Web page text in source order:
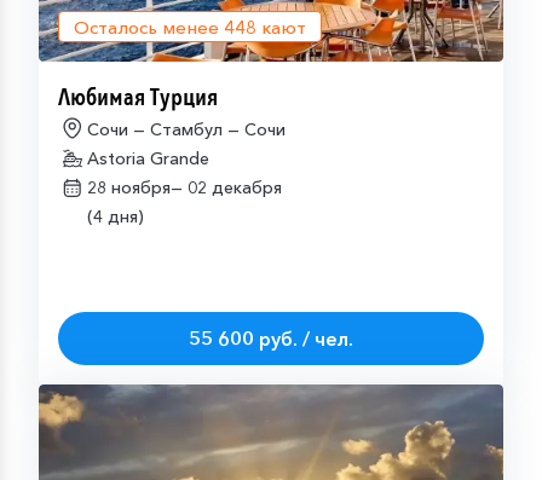
Осталось менее 448 кают
Любимая Турция
Сочи — Стамбул — Сочи
Astoria Grande
28 ноября— 02 декабря
(4 дня)
55 600 руб. / чел.